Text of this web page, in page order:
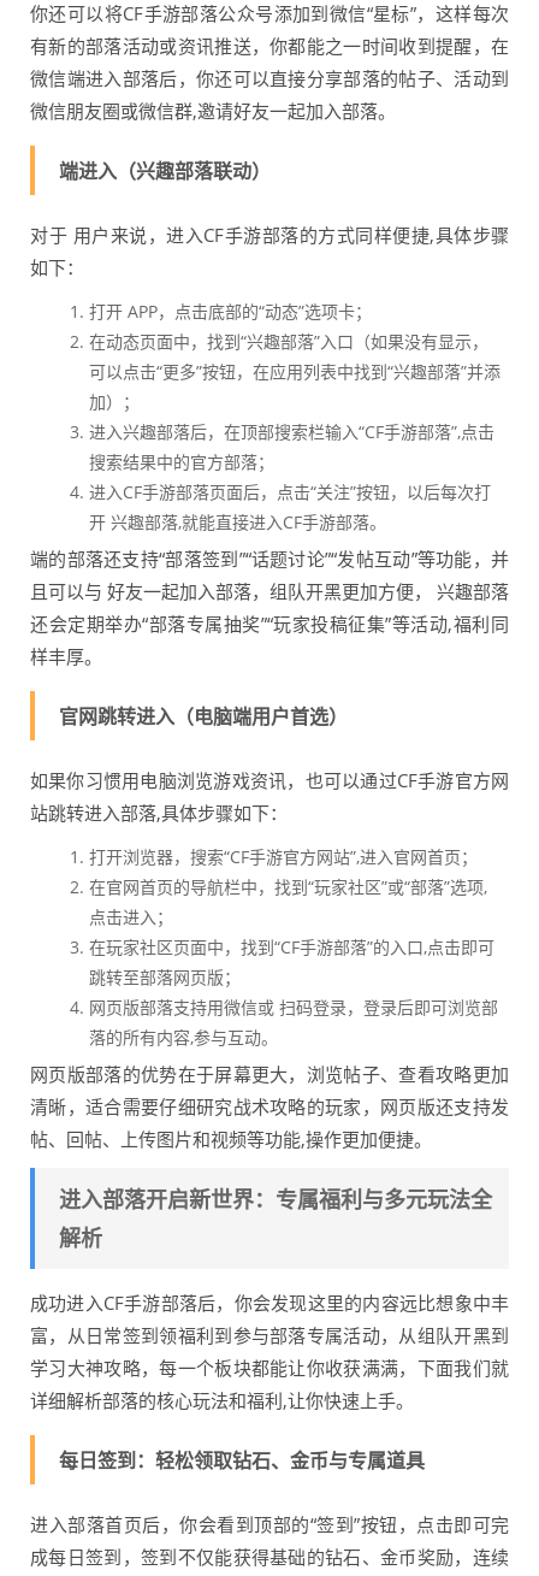
你还可以将CF手游部落公众号添加到微信“星标”，这样每次
有新的部落活动或资讯推送，你都能之一时间收到提醒，在
微信端进入部落后，你还可以直接分享部落的帖子、活动到
微信朋友圈或微信群,邀请好友一起加入部落。
端进入（兴趣部落联动）
对于 用户来说，进入CF手游部落的方式同样便捷,具体步骤
如下：
打开 APP，点击底部的“动态”选项卡；
在动态页面中，找到“兴趣部落”入口（如果没有显示，
可以点击“更多”按钮，在应用列表中找到“兴趣部落”并添
加）；
进入兴趣部落后，在顶部搜索栏输入“CF手游部落”,点击
搜索结果中的官方部落；
进入CF手游部落页面后，点击“关注”按钮，以后每次打
开 兴趣部落,就能直接进入CF手游部落。
端的部落还支持“部落签到”“话题讨论”“发帖互动”等功能，并
且可以与 好友一起加入部落，组队开黑更加方便， 兴趣部落
还会定期举办“部落专属抽奖”“玩家投稿征集”等活动,福利同
样丰厚。
官网跳转进入（电脑端用户首选）
如果你习惯用电脑浏览游戏资讯，也可以通过CF手游官方网
站跳转进入部落,具体步骤如下：
打开浏览器，搜索“CF手游官方网站”,进入官网首页；
在官网首页的导航栏中，找到“玩家社区”或“部落”选项,
点击进入；
在玩家社区页面中，找到“CF手游部落”的入口,点击即可
跳转至部落网页版；
网页版部落支持用微信或 扫码登录，登录后即可浏览部
落的所有内容,参与互动。
网页版部落的优势在于屏幕更大，浏览帖子、查看攻略更加
清晰，适合需要仔细研究战术攻略的玩家，网页版还支持发
帖、回帖、上传图片和视频等功能,操作更加便捷。
进入部落开启新世界：专属福利与多元玩法全
解析
成功进入CF手游部落后，你会发现这里的内容远比想象中丰
富，从日常签到领福利到参与部落专属活动，从组队开黑到
学习大神攻略，每一个板块都能让你收获满满，下面我们就
详细解析部落的核心玩法和福利,让你快速上手。
每日签到：轻松领取钻石、金币与专属道具
进入部落首页后，你会看到顶部的“签到”按钮，点击即可完
成每日签到，签到不仅能获得基础的钻石、金币奖励，连续